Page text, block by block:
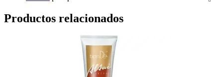
Productos relacionados